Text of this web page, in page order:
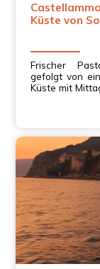
Küste von
Frischer
gefolgt von
Küste mit